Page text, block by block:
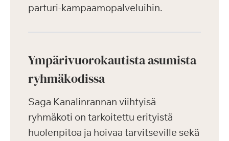
parturi-kampaamopalveluihin.
Ympärivuorokautista asumista
ryhmäkodissa
Saga Kanalinrannan viihtyisä
ryhmäkoti on tarkoitettu erityistä
huolenpitoa ja hoivaa tarvitseville sekä